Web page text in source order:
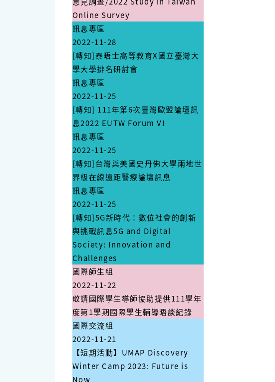
Online Survey
訊息專區
2022-11-28
[轉知]泰晤士高等教育X國立臺灣大
學大學排名研討會
訊息專區
2022-11-25
[轉知] 111年第6次臺灣歐盟論壇訊
息2022 EUTW Forum VI
訊息專區
2022-11-25
[轉知]台灣與美國史丹佛大學兩地世
界級在線遠距醫療論壇訊息
訊息專區
2022-11-25
[轉知]5G新時代：數位社會的創新
與挑戰訊息5G and Digital
Society: Innovation and
Challenges
國際師生組
2022-11-22
敬請國際學生導師協助提供111學年
度第1學期國際學生輔導晤談紀錄
國際交流組
2022-11-21
【短期活動】UMAP Discovery
Winter Camp 2023: Future is
Now